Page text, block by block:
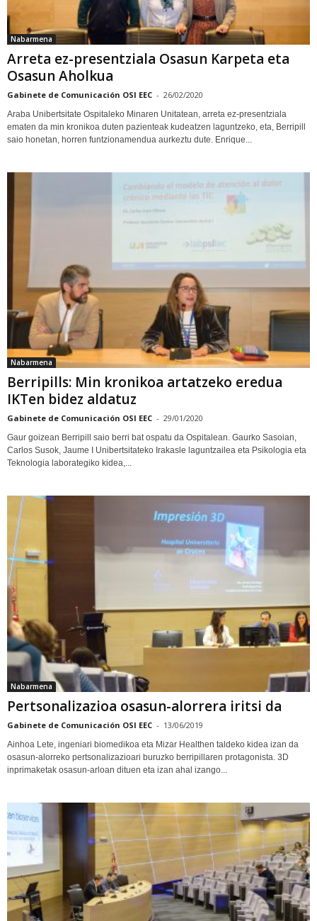
Nabarmena
Arreta ez-presentziala Osasun Karpeta eta
Osasun Aholkua
Gabinete de Comunicación OSI EEC - 26/02/2020
Araba Unibertsitate Ospitaleko Minaren Unitatean, arreta ez-presentziala
ematen da min kronikoa duten pazienteak kudeatzen laguntzeko, eta, Berripill
saio honetan, horren funtzionamendua aurkeztu dute. Enrique...
Nabarmena
Berripills: Min kronikoa artatzeko eredua
IKTen bidez aldatuz
Gabinete de Comunicación OSI EEC - 29/01/2020
Gaur goizean Berripill saio berri bat ospatu da Ospitalean. Gaurko Sasoian,
Carlos Susok, Jaume I Unibertsitateko Irakasle laguntzailea eta Psikologia eta
Teknologia laborategiko kidea,...
Nabarmena
Pertsonalizazioa osasun-alorrera iritsi da
Gabinete de Comunicación OSI EEC - 13/06/2019
Ainhoa Lete, ingeniari biomedikoa eta Mizar Healthen taldeko kidea izan da
osasun-alorreko pertsonalizazioari buruzko berripillaren protagonista. 3D
inprimaketak osasun-arloan dituen eta izan ahal izango...